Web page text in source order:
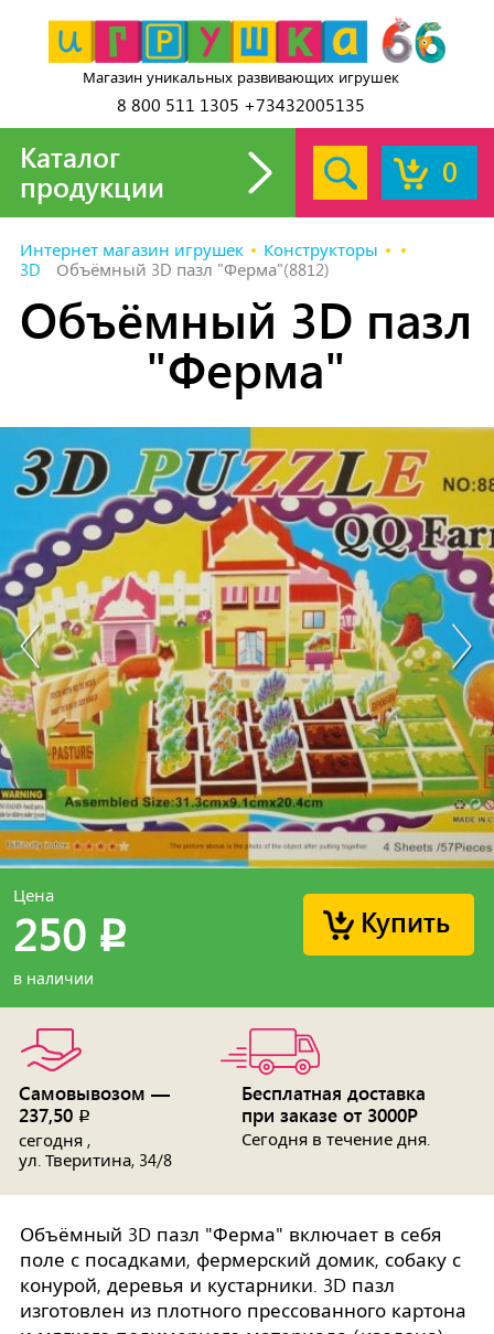
Магазин уникальных развивающих игрушек
8 800 511 1305 +73432005135
0
Каталог
продукции
Интернет магазин игрушек
Конструкторы
3D
Объёмный 3D пазл "Ферма"(8812)
Объёмный 3D пазл
"Ферма"
Купить
Цена
250 p
в наличии
Самовывозом —
237,50 p
сегодня ,
ул. Тверитина, 34/8
Бесплатная доставка
при заказе от 3000Р
Сегодня в течение дня.
Объёмный 3D пазл "Ферма" включает в себя
поле с посадками, фермерский домик, собаку с
конурой, деревья и кустарники. 3D пазл
изготовлен из плотного прессованного картона